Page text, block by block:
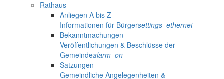
Rathaus
Anliegen A bis Z
Informationen für Bürgersettings_ethernet
Bekanntmachungen
Veröffentlichungen & Beschlüsse der
Gemeindealarm_on
Satzungen
Gemeindliche Angelegenheiten &